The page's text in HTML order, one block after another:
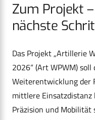
Zum Projekt
nächste
Das Projekt „Artillerie
2026“ (Art WPWM)
Weiterentwicklung der
mittlere Einsatzdistanz
Präzision und